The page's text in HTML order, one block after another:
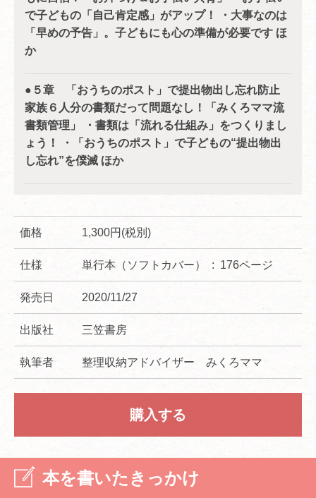
で子どもの「自己肯定感」がアップ！ ・大事なのは
「早めの予告」。子どもにも心の準備が必要です ほ
か
●５章 「おうちのポスト」で提出物出し忘れ防止
家族６人分の書類だって問題なし！「みくろママ流
書類管理」 ・書類は「流れる仕組み」をつくりまし
ょう！ ・「おうちのポスト」で子どもの“提出物出
し忘れ”を僕滅 ほか
価格 1,300円(税別)
仕様 単行本（ソフトカバー） ‏ : ‎ 176ページ
発売日 2020/11/27
出版社 三笠書房
執筆者 整理収納アドバイザー みくろママ
購入する
本を書いたきっかけ